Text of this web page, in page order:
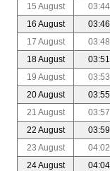
15 August
03:44
16 August
03:46
17 August
03:48
18 August
03:51
19 August
03:53
20 August
03:55
21 August
03:57
22 August
03:59
23 August
04:02
24 August
04:04